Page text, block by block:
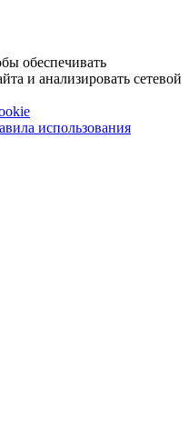
обеспечивать
и анализировать сетевой
использования